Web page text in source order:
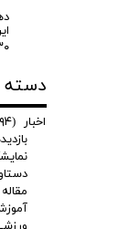
۳۰
دسته
اخبار (۹۴)